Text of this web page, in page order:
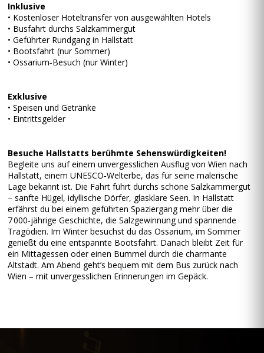
Inklusive
• Kostenloser Hoteltransfer von ausgewählten Hotels
• Busfahrt durchs Salzkammergut
• Geführter Rundgang in Hallstatt
• Bootsfahrt (nur Sommer)
• Ossarium‑Besuch (nur Winter)
Exklusive
• Speisen und Getränke
• Eintrittsgelder
Besuche Hallstatts berühmte Sehenswürdigkeiten!
Begleite uns auf einem unvergesslichen Ausflug von Wien nach
Hallstatt, einem UNESCO‑Welterbe, das für seine malerische
Lage bekannt ist. Die Fahrt führt durchs schöne Salzkammergut
– sanfte Hügel, idyllische Dörfer, glasklare Seen. In Hallstatt
erfährst du bei einem geführten Spaziergang mehr über die
7 000‑jährige Geschichte, die Salzgewinnung und spannende
Tragödien. Im Winter besuchst du das Ossarium, im Sommer
genießt du eine entspannte Bootsfahrt. Danach bleibt Zeit für
ein Mittagessen oder einen Bummel durch die charmante
Altstadt. Am Abend geht’s bequem mit dem Bus zurück nach
Wien – mit unvergesslichen Erinnerungen im Gepäck.